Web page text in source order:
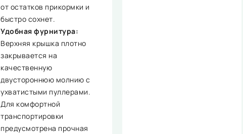
от остатков прикормки и
быстро сохнет.
Удобная фурнитура:
Верхняя крышка плотно
закрывается на
качественную
двустороннюю молнию с
ухватистыми пуллерами.
Для комфортной
транспортировки
предусмотрена прочная